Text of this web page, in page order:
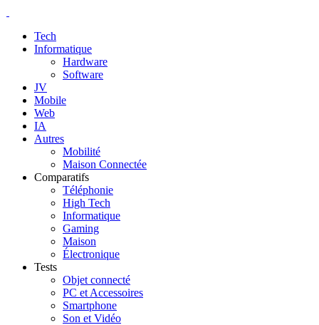
Tech
Informatique
Hardware
Software
JV
Mobile
Web
IA
Autres
Mobilité
Maison Connectée
Comparatifs
Téléphonie
High Tech
Informatique
Gaming
Maison
Électronique
Tests
Objet connecté
PC et Accessoires
Smartphone
Son et Vidéo